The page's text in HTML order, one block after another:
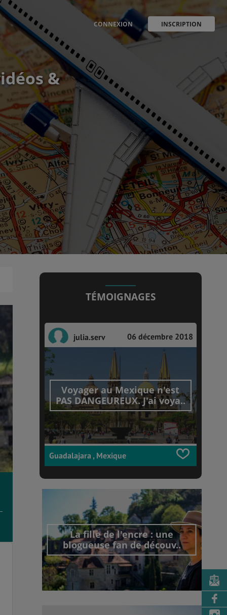
CONNEXION INSCRIPTION
&
TÉMOIGNAGES
julia.serv 06 décembre 2018
Voyager au Mexique n'est
PAS DANGEUREUX. J'ai voya..
Guadalajara , Mexique
La fille de l'encre : une
blogueuse fan de découv..